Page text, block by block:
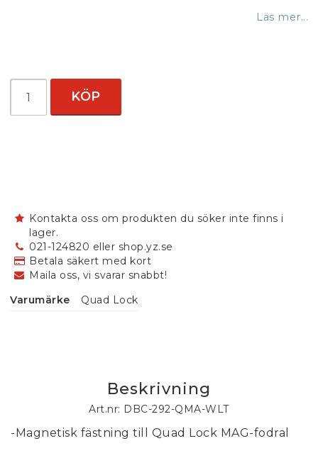
Läs mer...
KÖP
Kontakta oss om produkten du söker inte finns i
lager.
021-124820 eller shop.yz.se
Betala säkert med kort
Maila oss, vi svarar snabbt!
Varumärke
Quad Lock
Beskrivning
Art.nr: DBC-292-QMA-WLT
-Magnetisk fästning till Quad Lock MAG-fodral